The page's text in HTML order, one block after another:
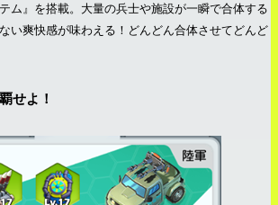
ム』を搭載。大量の兵士や施設が一瞬で合体する
い爽快感が味わえる！どんどん合体させてどんど
せよ！